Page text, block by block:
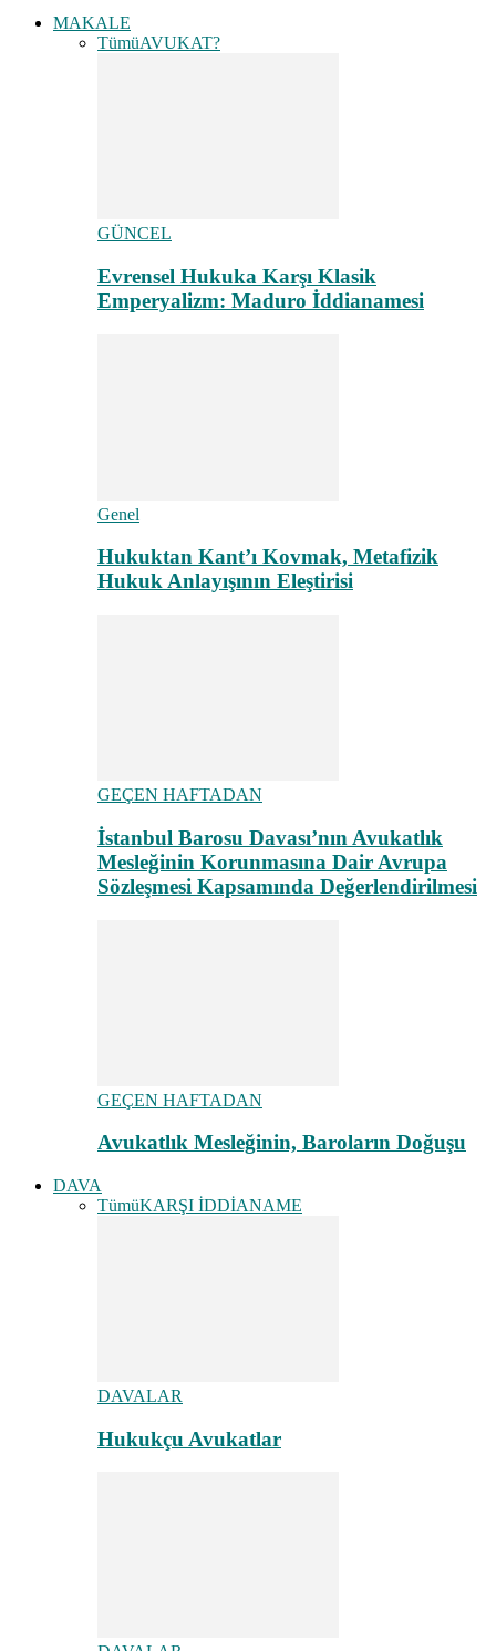
MAKALE
TümüAVUKAT?
GÜNCEL
Evrensel Hukuka Karşı Klasik
Emperyalizm: Maduro İddianamesi
Genel
Hukuktan Kant’ı Kovmak, Metafizik
Hukuk Anlayışının Eleştirisi
GEÇEN HAFTADAN
İstanbul Barosu Davası’nın Avukatlık
Mesleğinin Korunmasına Dair Avrupa
Sözleşmesi Kapsamında Değerlendirilmesi
GEÇEN HAFTADAN
Avukatlık Mesleğinin, Baroların Doğuşu
DAVA
TümüKARŞI İDDİANAME
DAVALAR
Hukukçu Avukatlar